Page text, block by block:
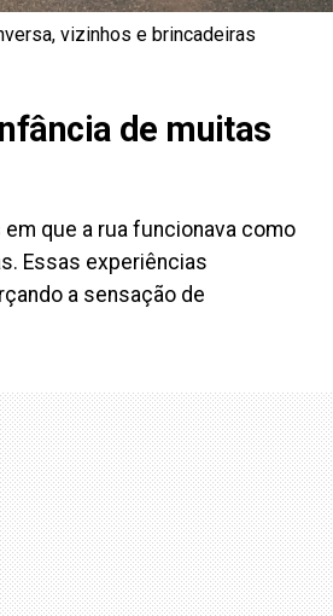
vizinhos e brincadeiras
de muitas
que a rua funcionava como
Essas experiências
a sensação de